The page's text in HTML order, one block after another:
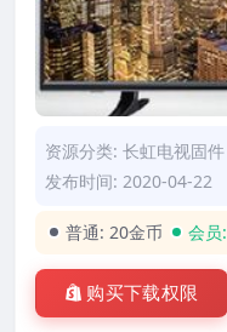
资源分类: 长虹电视固件
发布时间: 2020-04-22
普通: 20金币 会员:
购买下载权限